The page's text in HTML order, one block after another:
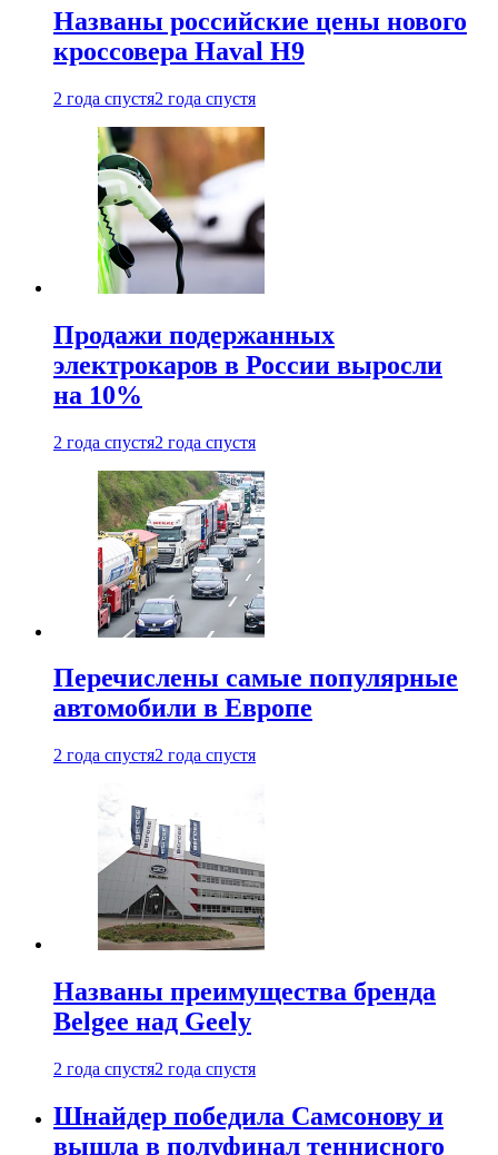
Названы российские цены нового
кроссовера Haval H9
2 года спустя2 года спустя
Продажи подержанных
электрокаров в России выросли
на 10%
2 года спустя2 года спустя
Перечислены самые популярные
автомобили в Европе
2 года спустя2 года спустя
Названы преимущества бренда
Belgee над Geely
2 года спустя2 года спустя
Шнайдер победила Самсонову и
вышла в полуфинал теннисного